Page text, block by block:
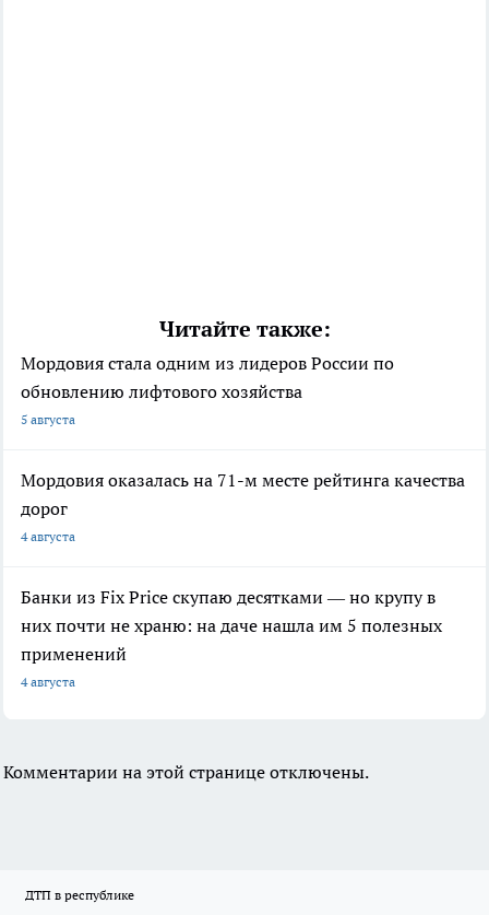
Читайте также:
Мордовия стала одним из лидеров России по
обновлению лифтового хозяйства
5 августа
Мордовия оказалась на 71-м месте рейтинга качества
дорог
4 августа
Банки из Fix Price скупаю десятками — но крупу в
них почти не храню: на даче нашла им 5 полезных
применений
4 августа
Комментарии на этой странице отключены.
ДТП в республике